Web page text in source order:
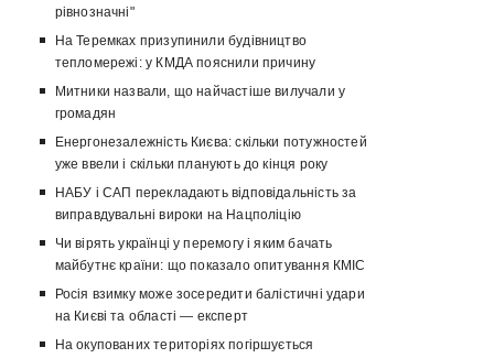
рівнозначні"
На Теремках призупинили будівництво
тепломережі: у КМДА пояснили причину
Митники назвали, що найчастіше вилучали у
громадян
Енергонезалежність Києва: скільки потужностей
уже ввели і скільки планують до кінця року
НАБУ і САП перекладають відповідальність за
виправдувальні вироки на Нацполіцію
Чи вірять українці у перемогу і яким бачать
майбутнє країни: що показало опитування КМІС
Росія взимку може зосередити балістичні удари
на Києві та області — експерт
На окупованих територіях погіршується